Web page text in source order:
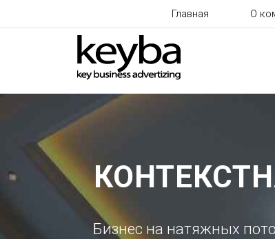
О
Главная
Бизнес на натяжных